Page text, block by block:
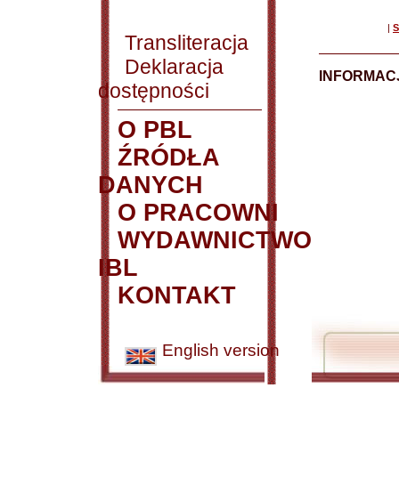
Transliteracja
Deklaracja
dostępności
O PBL
ŹRÓDŁA
DANYCH
O PRACOWNI
WYDAWNICTWO
IBL
KONTAKT
English version
|